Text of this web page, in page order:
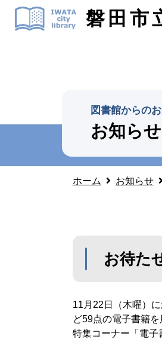
磐田市
図書館からの
お知らせ
ホーム お知らせ
お待た
11月22日（木曜）
ど59点の電子書籍を
特集コーナー「電子